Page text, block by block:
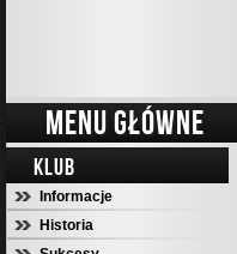
MENU GŁÓWNE
KLUB
Informacje
Historia